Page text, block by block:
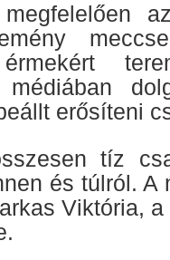
megfelelően
erősíteni
tíz
és túlról. A
Viktória,